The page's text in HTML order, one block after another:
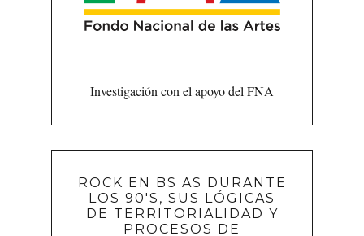
Investigación con el apoyo del FNA
ROCK EN BS AS DURANTE
LOS 90'S, SUS LÓGICAS
DE TERRITORIALIDAD Y
PROCESOS DE